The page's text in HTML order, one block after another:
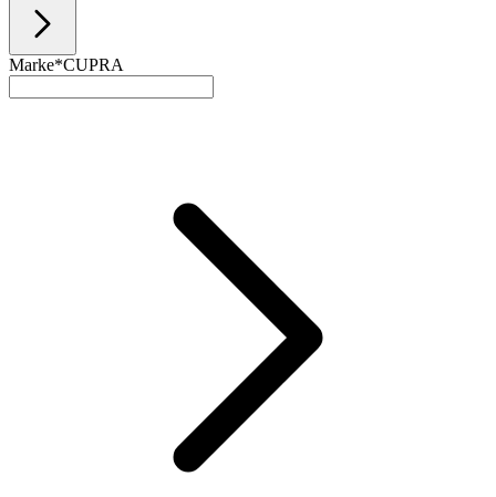
Marke*CUPRA